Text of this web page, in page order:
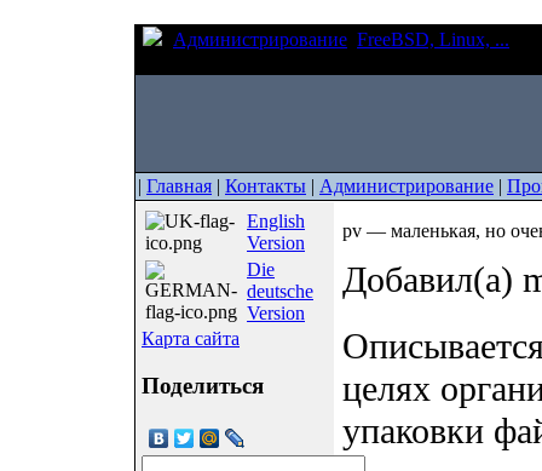
Администрирование FreeBSD, Linux, ...
| Главная | Контакты | Администрирование |
English
Version
Die
deutsche
Version
Карта сайта
Поделиться
pv — маленькая, но
Добавил(а)
целях
упаковки